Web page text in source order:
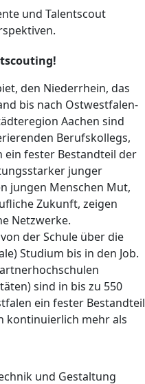
und Talentscout
den Niederrhein, das
bis nach Ostwestfalen-
Aachen sind
Berufskollegs,
ein fester Bestandteil der
junger
jungen Menschen Mut,
Zukunft, zeigen
Netzwerke.
der Schule über die
Studium bis in den Job.
sind in bis zu 550
ein fester Bestandteil
kontinuierlich mehr als
und Gestaltung